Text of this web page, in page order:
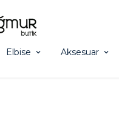
Elbise Aksesuar